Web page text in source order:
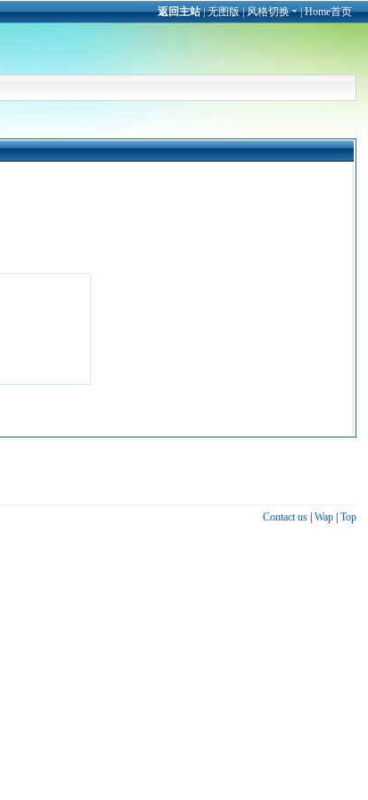
返回主站|无图版|风格切换 |Home首页
Contact us| Wap| Top